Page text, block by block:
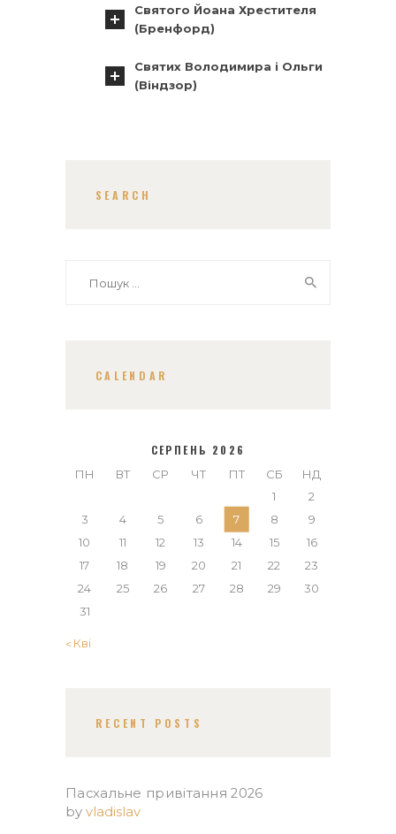
Святого Йоана Хрестителя
(Бренфорд)
Святих Володимира і Ольги
(Віндзор)
SEARCH
CALENDAR
СЕРПЕНЬ 2026
ПН ВТ СР ЧТ ПТ СБ
НД
1
2
3
4 5 6 7 8
9
10
11 12 13 14 15
16
17
18 19 20 21 22
23
24
25 26 27 28 29
30
31
« Кві
RECENT POSTS
Пасхальне привітання 2026
by vladislav